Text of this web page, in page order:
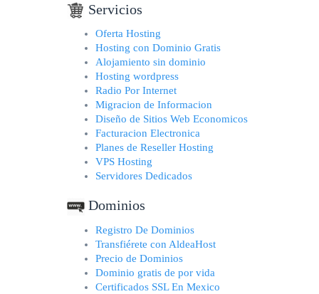
Servicios
Oferta Hosting
Hosting con Dominio Gratis
Alojamiento sin dominio
Hosting wordpress
Radio Por Internet
Migracion de Informacion
Diseño de Sitios Web Economicos
Facturacion Electronica
Planes de Reseller Hosting
VPS Hosting
Servidores Dedicados
Dominios
Registro De Dominios
Transfiérete con AldeaHost
Precio de Dominios
Dominio gratis de por vida
Certificados SSL En Mexico